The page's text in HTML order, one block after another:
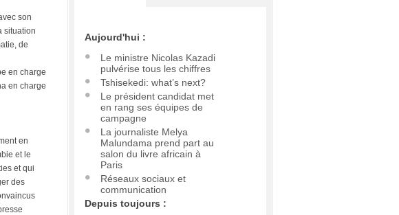
son
situation
de
en charge
en charge
en
et le
et qui
des
Aujourd'hui :
Le ministre Nicolas Kazadi
pulvérise tous les chiffres
Tshisekedi: what’s next?
Le président candidat met
en rang ses équipes de
campagne
La journaliste Melya
Malundama prend part au
salon du livre africain à
Paris
Réseaux sociaux et
communication
Depuis toujours :